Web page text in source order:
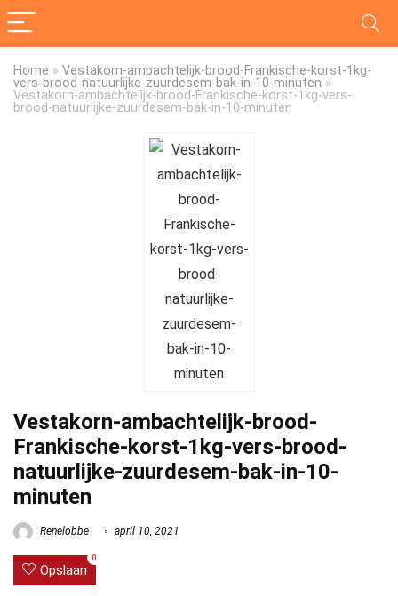
Home » Vestakorn-ambachtelijk-brood-Frankische-korst-1kg-
vers-brood-natuurlijke-zuurdesem-bak-in-10-minuten »
Vestakorn-ambachtelijk-brood-Frankische-korst-1kg-vers-
brood-natuurlijke-zuurdesem-bak-in-10-minuten
Vestakorn-ambachtelijk-brood-
Frankische-korst-1kg-vers-brood-
natuurlijke-zuurdesem-bak-in-10-
minuten
Renelobbe april 10, 2021
Opslaan
0